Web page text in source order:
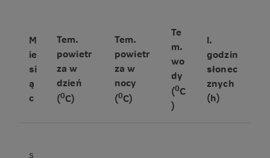
M
ie
si
ą
c
Tem.
powietr
za w
dzień
(0C)
Tem.
powietr
za w
nocy
(0C)
Te
m.
wo
dy
(0C
)
l.
godzin
słonec
znych
(h)
s